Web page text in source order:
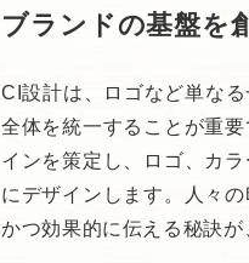
ブランドの基盤を
CI設計は、ロゴなど単な
全体を統一することが重
インを策定し、ロゴ、カ
にデザインします。人々
かつ効果的に伝える秘訣が